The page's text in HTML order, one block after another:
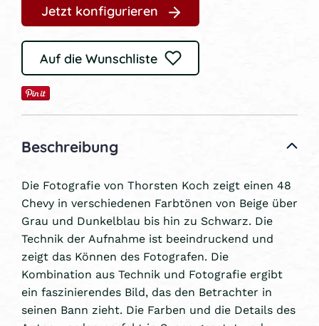
Jetzt konfigurieren
Auf die Wunschliste
Beschreibung
Die Fotografie von Thorsten Koch zeigt einen 48
Chevy in verschiedenen Farbtönen von Beige über
Grau und Dunkelblau bis hin zu Schwarz. Die
Technik der Aufnahme ist beeindruckend und
zeigt das Können des Fotografen. Die
Kombination aus Technik und Fotografie ergibt
ein faszinierendes Bild, das den Betrachter in
seinen Bann zieht. Die Farben und die Details des